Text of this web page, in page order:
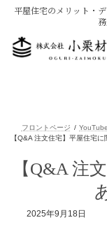
平屋住宅のメリット・
フロントページ
【Q&A 注文住宅】平
【Q&A 注
2025年9月18日